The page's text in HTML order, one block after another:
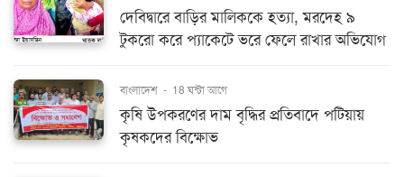
দেবিদ্বারে বাড়ির মালিককে হত্যা, মরদেহ ৯
টুকরো করে প্যাকেটে ভরে ফেলে রাখার অভিযোগ
বাংলাদেশ - 18 ঘন্টা আগে
কৃষি উপকরণের দাম বৃদ্ধির প্রতিবাদে পটিয়ায়
কৃষকদের বিক্ষোভ